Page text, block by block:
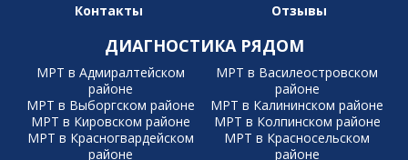
Контакты
Отзывы
ДИАГНОСТИКА РЯДОМ
МРТ в Адмиралтейском
районе
МРТ в Василеостровском
районе
МРТ в Выборгском районе
МРТ в Калининском районе
МРТ в Кировском районе
МРТ в Колпинском районе
МРТ в Красногвардейском
районе
МРТ в Красносельском
районе